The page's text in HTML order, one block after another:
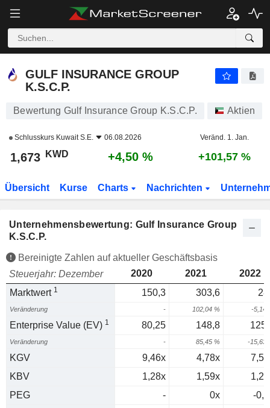
GULF INSURANCE GROUP
K.S.C.P.
Bewertung Gulf Insurance Group K.S.C.P. Aktien
Schlusskurs Kuwait S.E. 06.08.2026 Veränd. 1. Jan.
1,673 KWD +4,50 % +101,57 %
Übersicht Kurse Charts Nachrichten
Unternehmensbewertung: Gulf Insurance Group
K.S.C.P.
Bereinigte Zahlen auf aktueller Geschäftsbasis
Steuerjahr: Dezember
2020 2021
2022
Marktwert 1 150,3 303,6
Veränderung - 102,04 % -5,14
Enterprise Value (EV) 1 80,25 148,8
Veränderung - 85,45 % -15,63
KGV 9,46x 4,78x
KBV
1,28x 1,59x
PEG
- 0x
-